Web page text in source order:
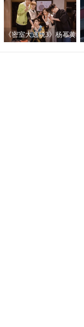
泰考察圆满成功
《密室大逃脱3》杨幂黄